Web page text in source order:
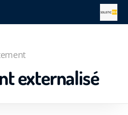
externalisé